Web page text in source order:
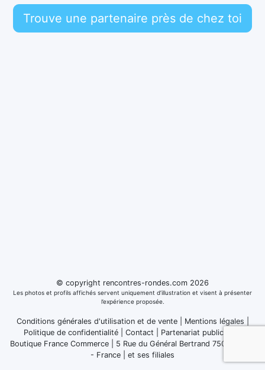
Trouve une partenaire près de chez toi
© copyright rencontres-rondes.com 2026
Les photos et profils affichés servent uniquement d’illustration et visent à présenter
l’expérience proposée.
Conditions générales d'utilisation et de vente| Mentions légales
Politique de confidentialité
Contact
Partenariat publicitaire
Boutique France Commerce | 5 Rue du Général Bertrand 75007 Paris
- France
et ses filiales